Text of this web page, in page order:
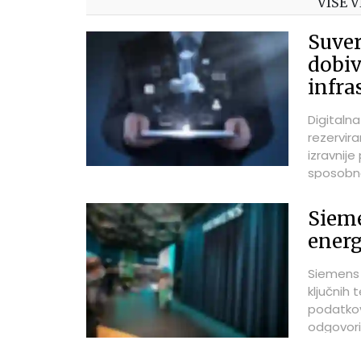
ključnih